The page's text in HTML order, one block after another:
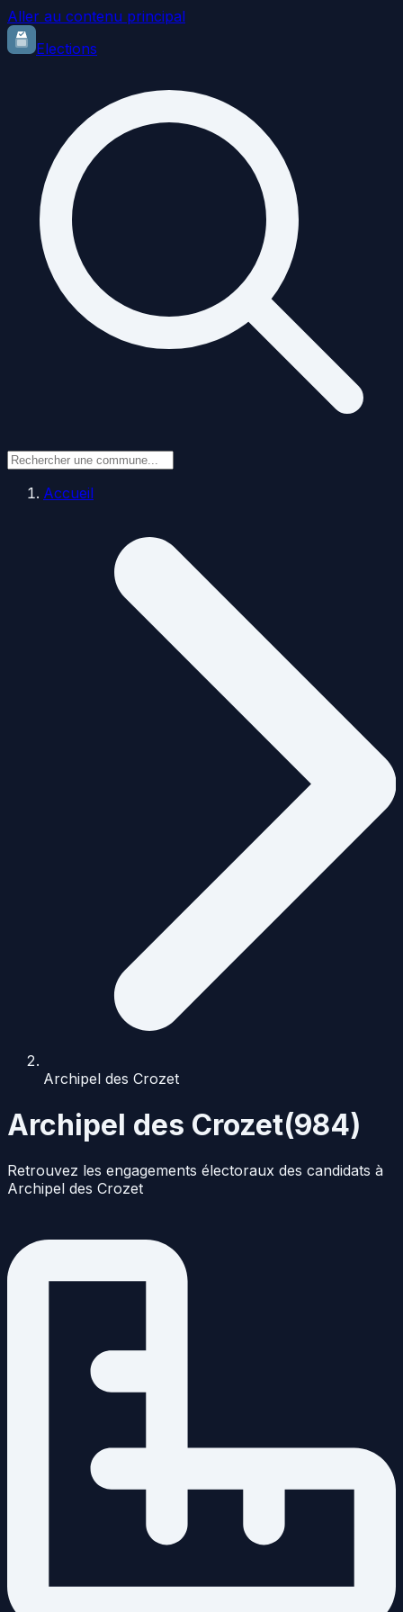
Aller au contenu principal
Elections
Accueil
Archipel des Crozet
Archipel des Crozet(984)
Retrouvez les engagements électoraux des candidats à
Archipel des Crozet